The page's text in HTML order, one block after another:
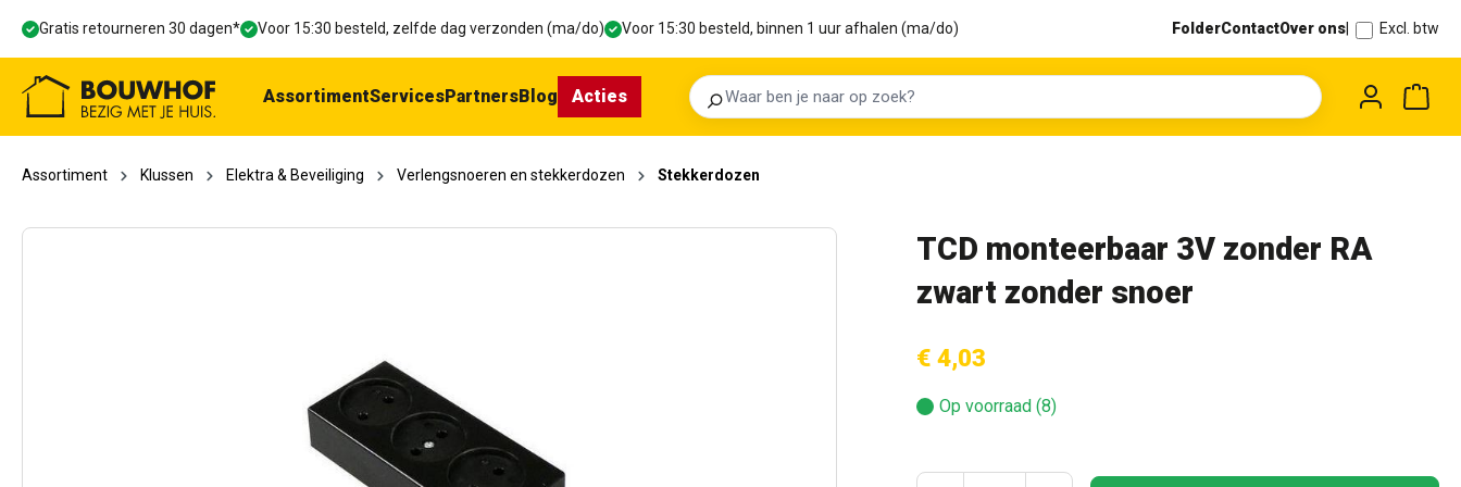
Ga naar de hoofdnavigatie
Gratis retourneren 30 dagen* Voor 15:30 besteld, zelfde dag verzonden (ma/do) Voor 15:30 besteld, binnen 1 uur afhalen (ma/do) FolderContactOver ons Excl. btw
Zoeken
AssortimentServicesPartnersBlog Acties
Assortiment Klussen Elektra & Beveiliging Verlengsnoeren en stekkerdozen Stekkerdozen
TCD monteerbaar 3V zonder RA
zwart zonder snoer
€ 4,03
Op voorraad (8)